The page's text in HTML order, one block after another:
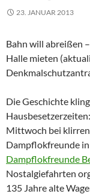
23. JANUAR 2013
Bahn will abreißen
Halle mieten
Die Geschichte
Mittwoch bei
Dampflokfreunde
Dampflokfreunde
Nostalgiefahrten
135 Jahre alte